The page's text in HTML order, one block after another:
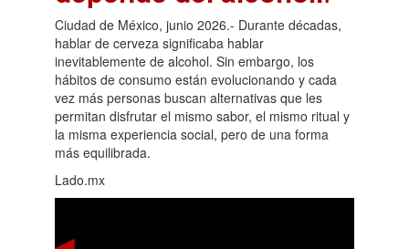
Ciudad de México, junio 2026.- Durante décadas,
hablar de cerveza significaba hablar
inevitablemente de alcohol. Sin embargo, los
hábitos de consumo están evolucionando y cada
vez más personas buscan alternativas que les
permitan disfrutar el mismo sabor, el mismo ritual y
la misma experiencia social, pero de una forma
más equilibrada.
Lado.mx